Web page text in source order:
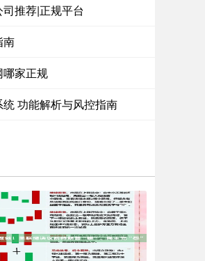
推荐|正规平台
南
哪家正规
功能解析与风控指南